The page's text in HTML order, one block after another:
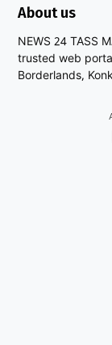
About us
NEWS 24 TASS
trusted web
Borderlands,